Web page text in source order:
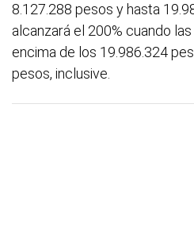
8.127.288 pesos y hasta
alcanzará el 200% cuando
encima de los 19.986.324
pesos, inclusive.